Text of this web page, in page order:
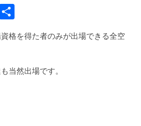
格を得た者のみが出場できる全空
当然出場です。